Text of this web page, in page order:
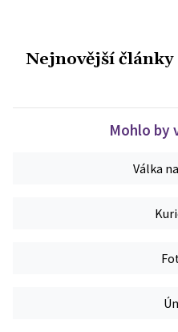
Nejnovější články
Mohlo by
Válka